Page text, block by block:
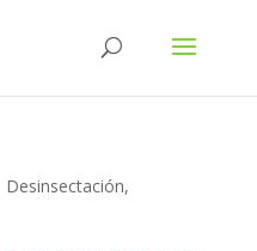
Desinsectación,